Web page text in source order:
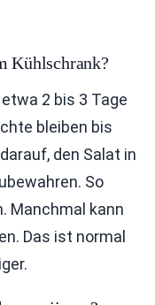
Kühlschrank?
2 bis 3 Tage
bleiben bis
den Salat in
So
Manchmal kann
Das ist normal